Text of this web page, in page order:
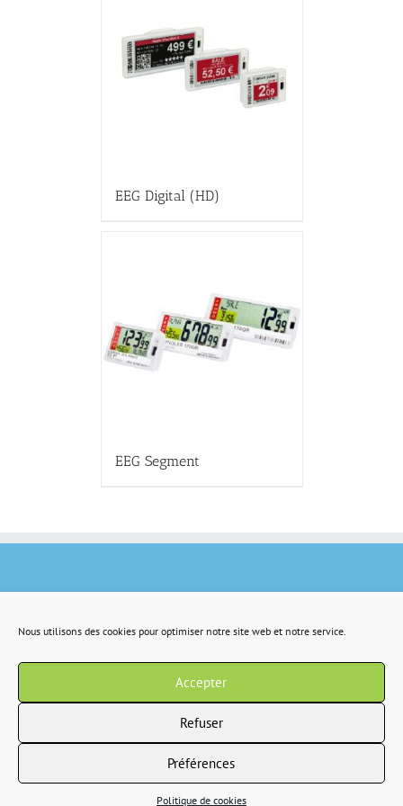
Nous utilisons des cookies pour optimiser notre site web et notre service.
Accepter
Refuser
Préférences
Politique de cookies
EEG Digital (HD)
EEG Segment
Copyright 2022 IR2S tous droits résservés |CGV|